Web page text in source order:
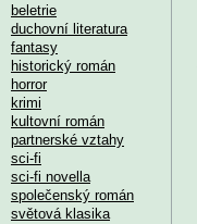
beletrie
duchovní literatura
fantasy
historický román
horror
krimi
kultovní román
partnerské vztahy
sci-fi
sci-fi novella
společenský román
světová klasika